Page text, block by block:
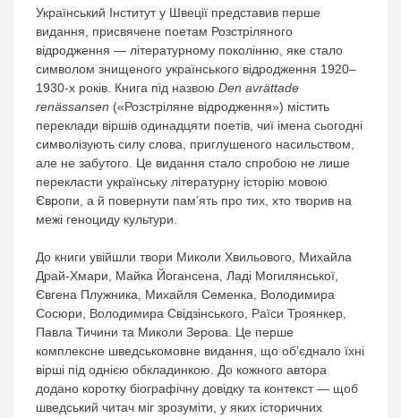
Український Інститут у Швеції представив перше
видання, присвячене поетам Розстріляного
відродження — літературному поколінню, яке стало
символом знищеного українського відродження 1920–
1930-х років. Книга під назвою Den avrättade
renässansen («Розстріляне відродження») містить
переклади віршів одинадцяти поетів, чиї імена сьогодні
символізують силу слова, приглушеного насильством,
але не забутого. Це видання стало спробою не лише
перекласти українську літературну історію мовою
Європи, а й повернути пам’ять про тих, хто творив на
межі геноциду культури.
До книги увійшли твори Миколи Хвильового, Михайла
Драй-Хмари, Майка Йогансена, Ладі Могилянської,
Євгена Плужника, Михайля Семенка, Володимира
Сосюри, Володимира Свідзінського, Раїси Троянкер,
Павла Тичини та Миколи Зерова. Це перше
комплексне шведськомовне видання, що об’єднало їхні
вірші під однією обкладинкою. До кожного автора
додано коротку біографічну довідку та контекст — щоб
шведський читач міг зрозуміти, у яких історичних